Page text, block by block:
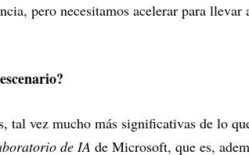
pero necesitamos acelerar para llevar
tal vez mucho más significativas de lo
de IA de Microsoft, que es,